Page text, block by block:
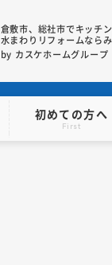
倉敷市、総社市でキッチ
水まわりリフォームなら
by カスケホームグループ
初めての方へ
First